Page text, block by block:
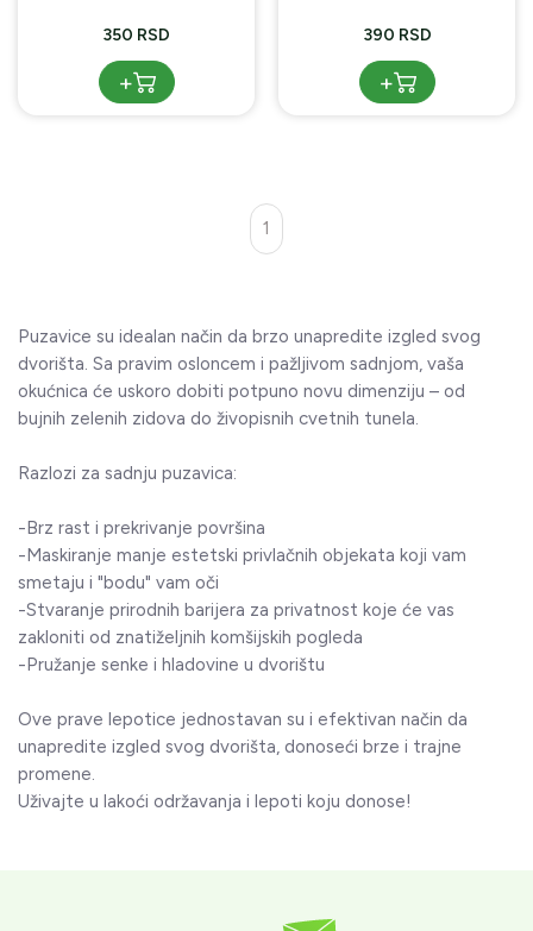
350 RSD
+
390 RSD
+
1
Puzavice su idealan način da brzo unapredite izgled svog
dvorišta. Sa pravim osloncem i pažljivom sadnjom, vaša
okućnica će uskoro dobiti potpuno novu dimenziju – od
bujnih zelenih zidova do živopisnih cvetnih tunela.
Razlozi za sadnju puzavica:
-Brz rast i prekrivanje površina
-Maskiranje manje estetski privlačnih objekata koji vam
smetaju i "bodu" vam oči
-Stvaranje prirodnih barijera za privatnost koje će vas
zakloniti od znatiželjnih komšijskih pogleda
-Pružanje senke i hladovine u dvorištu
Ove prave lepotice jednostavan su i efektivan način da
unapredite izgled svog dvorišta, donoseći brze i trajne
promene.
Uživajte u lakoći održavanja i lepoti koju donose!